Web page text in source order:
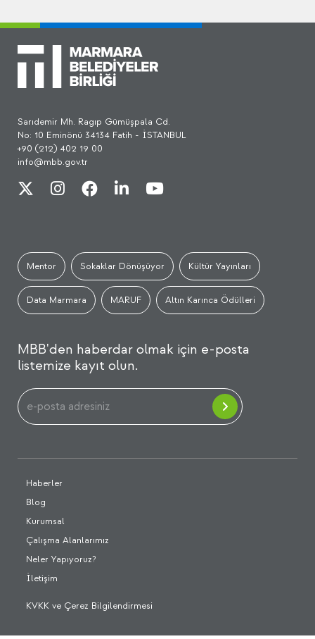
Sarıdemir Mh. Ragıp Gümüşpala Cd.
No: 10 Eminönü 34134 Fatih - İSTANBUL
+90 (212) 402 19 00
info@mbb.gov.tr
Mentor Sokaklar Dönüşüyor Kültür Yayınları
Data Marmara MARUF Altın Karınca Ödülleri
MBB'den haberdar olmak için e-posta
listemize kayıt olun.
Haberler
Blog
Kurumsal
Çalışma Alanlarımız
Neler Yapıyoruz?
İletişim
KVKK ve Çerez Bilgilendirmesi